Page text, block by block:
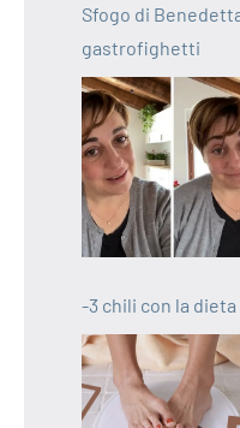
Sfogo di
gastrofighetti
-3 chili con la